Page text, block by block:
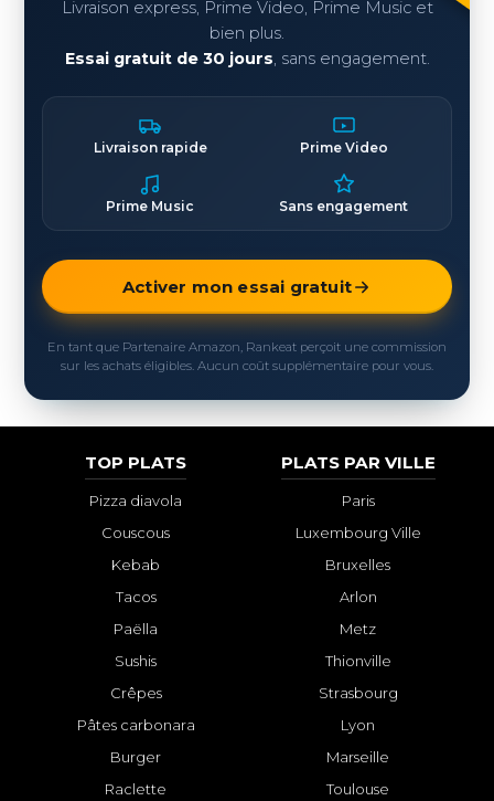
Livraison express, Prime Video, Prime Music et
bien plus.
Essai gratuit de 30 jours, sans engagement.
Livraison rapide Prime Video
Prime Music Sans engagement
Activer mon essai gratuit
En tant que Partenaire Amazon, Rankeat perçoit une commission
sur les achats éligibles. Aucun coût supplémentaire pour vous.
TOP PLATS
Pizza diavola
Couscous
Kebab
Tacos
Paëlla
Sushis
Crêpes
Pâtes carbonara
Burger
Raclette
PLATS PAR VILLE
Paris
Luxembourg Ville
Bruxelles
Arlon
Metz
Thionville
Strasbourg
Lyon
Marseille
Toulouse